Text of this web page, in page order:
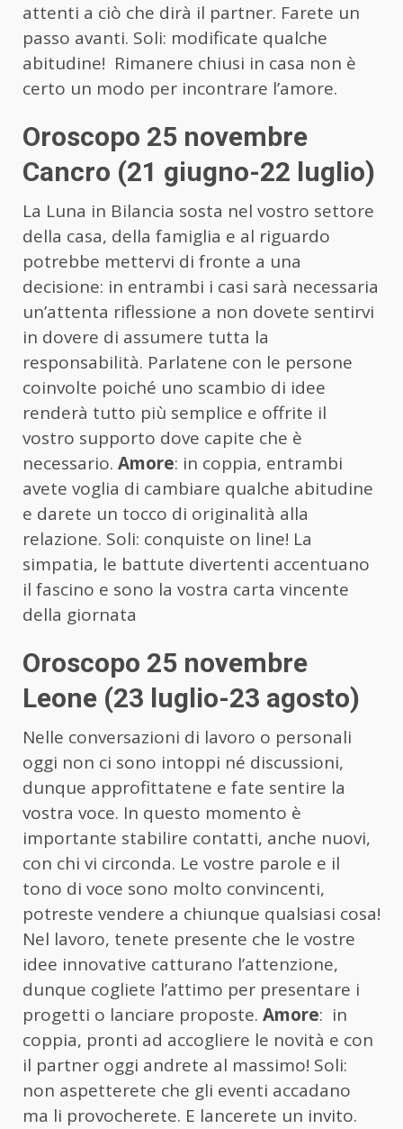
attenti a ciò che dirà il partner. Farete un
passo avanti. Soli: modificate qualche
abitudine! Rimanere chiusi in casa non è
certo un modo per incontrare l’amore.
Oroscopo 25 novembre
Cancro (21 giugno-22 luglio)
La Luna in Bilancia sosta nel vostro settore
della casa, della famiglia e al riguardo
potrebbe mettervi di fronte a una
decisione: in entrambi i casi sarà necessaria
un’attenta riflessione a non dovete sentirvi
in dovere di assumere tutta la
responsabilità. Parlatene con le persone
coinvolte poiché uno scambio di idee
renderà tutto più semplice e offrite il
vostro supporto dove capite che è
necessario. Amore: in coppia, entrambi
avete voglia di cambiare qualche abitudine
e darete un tocco di originalità alla
relazione. Soli: conquiste on line! La
simpatia, le battute divertenti accentuano
il fascino e sono la vostra carta vincente
della giornata
Oroscopo 25 novembre
Leone (23 luglio-23 agosto)
Nelle conversazioni di lavoro o personali
oggi non ci sono intoppi né discussioni,
dunque approfittatene e fate sentire la
vostra voce. In questo momento è
importante stabilire contatti, anche nuovi,
con chi vi circonda. Le vostre parole e il
tono di voce sono molto convincenti,
potreste vendere a chiunque qualsiasi cosa!
Nel lavoro, tenete presente che le vostre
idee innovative catturano l’attenzione,
dunque cogliete l’attimo per presentare i
progetti o lanciare proposte. Amore: in
coppia, pronti ad accogliere le novità e con
il partner oggi andrete al massimo! Soli:
non aspetterete che gli eventi accadano
ma li provocherete. E lancerete un invito.